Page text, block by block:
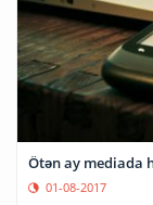
Ötən ay mediada
01-08-2017